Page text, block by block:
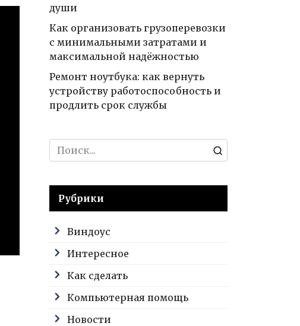
души
Как организовать грузоперевозки
с минимальными затратами и
максимальной надёжностью
Ремонт ноутбука: как вернуть
устройству работоспособность и
продлить срок службы
Search
for:
Рубрики
Виндоус
Интересное
Как сделать
Компьютерная помощь
Новости